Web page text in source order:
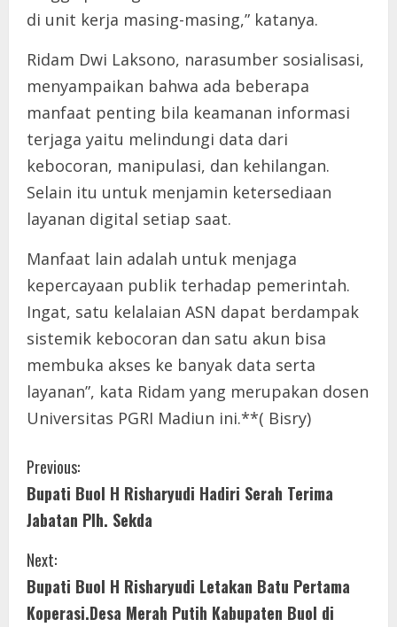
di unit kerja masing-masing,” katanya.
Ridam Dwi Laksono, narasumber sosialisasi,
menyampaikan bahwa ada beberapa
manfaat penting bila keamanan informasi
terjaga yaitu melindungi data dari
kebocoran, manipulasi, dan kehilangan.
Selain itu untuk menjamin ketersediaan
layanan digital setiap saat.
Manfaat lain adalah untuk menjaga
kepercayaan publik terhadap pemerintah.
Ingat, satu kelalaian ASN dapat berdampak
sistemik kebocoran dan satu akun bisa
membuka akses ke banyak data serta
layanan”, kata Ridam yang merupakan dosen
Universitas PGRI Madiun ini.**( Bisry)
C
o
n
t
Previous:
Bupati Buol H Risharyudi Hadiri Serah Terima
Jabatan Plh. Sekda
Next:
Bupati Buol H Risharyudi Letakan Batu Pertama
Koperasi.Desa Merah Putih Kabupaten Buol di